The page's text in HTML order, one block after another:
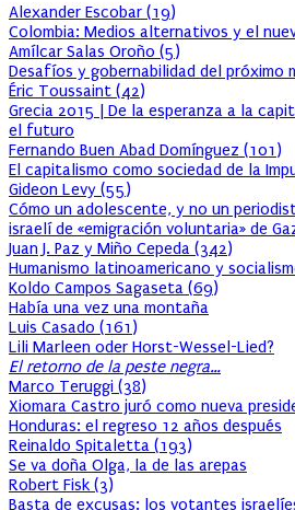
Alexander Escobar (19)
Colombia: Medios alternativos y el
Amílcar Salas Oroño (5)
Desafíos y gobernabilidad del próximo
Éric Toussaint (42)
Grecia 2015 | De la esperanza a la
el futuro
Fernando Buen Abad Domínguez (101)
El capitalismo como sociedad de la
Gideon Levy (55)
Cómo un adolescente, y no un
israelí de «emigración voluntaria» de
Juan J. Paz y Miño Cepeda (342)
Humanismo latinoamericano y
Koldo Campos Sagaseta (69)
Había una vez una montaña
Luis Casado (161)
Lili Marleen oder Horst-Wessel-Lied?
El retorno de la peste negra…
Marco Teruggi (38)
Xiomara Castro juró como nueva
Honduras: el regreso 12 años después
Reinaldo Spitaletta (193)
Se va doña Olga, la de las arepas
Robert Fisk (3)
Basta de excusas: los votantes